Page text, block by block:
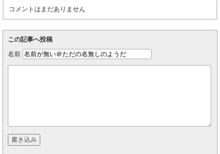
コメントはまだありません
この記事へ投稿
名前